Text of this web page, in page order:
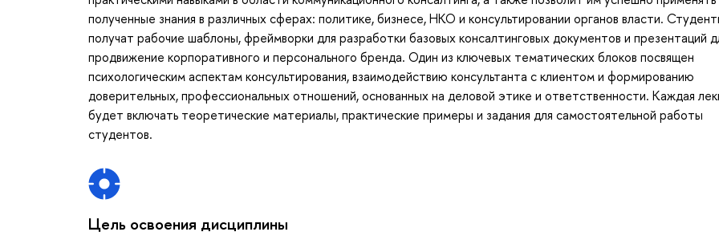
полученные знания в различных сферах: политике, бизнесе, НКО и консультировании органов власти.
получат рабочие шаблоны, фреймворки для разработки базовых консалтинговых документов и презентаций
продвижение корпоративного и персонального бренда. Один из ключевых тематических блоков посвящен
психологическим аспектам консультирования, взаимодействию консультанта с клиентом и формированию
доверительных, профессиональных отношений, основанных на деловой этике и ответственности. Каждая
будет включать теоретические материалы, практические примеры и задания для самостоятельной работы
студентов.
Цель освоения дисциплины